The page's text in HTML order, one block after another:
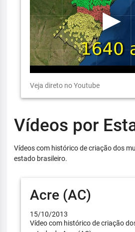
Veja direto no Youtube
Vídeos por
Vídeos com histórico de criação dos
estado brasileiro.
Acre (AC)
15/10/2013
Vídeo com histórico de criação